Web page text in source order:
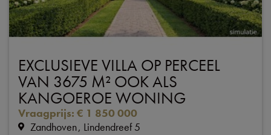
EXCLUSIEVE VILLA OP PERCEEL
VAN 3675 M² OOK ALS
KANGOEROE WONING
Vraagprijs: € 1 850 000
Zandhoven Lindendreef 5